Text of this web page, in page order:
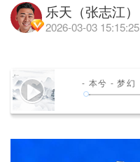
乐天（张志江）
2026-03-03 15:15:25
- 本兮 - 梦幻